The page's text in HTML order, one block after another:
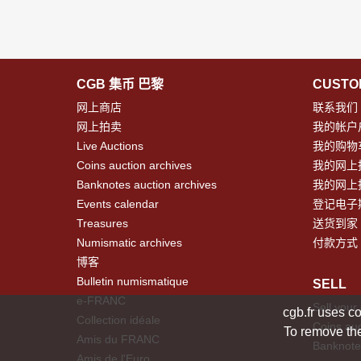
CGB 集币 巴黎
网上商店
网上拍卖
Live Auctions
Coins auction archives
Banknotes auction archives
Events calendar
Treasures
Numismatic archives
博客
Bulletin numismatique
e-FRANC
Collection idéale
Amis du FRANC
联系我们
我的帐户
我的购物
我的网上
我的网上
登记电子
送货到家
付款方式
SELL
Sell your
Coins
cgb.fr uses
To remove